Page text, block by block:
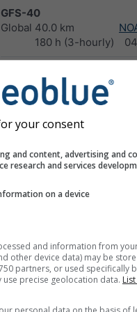
GFS-40
Global 40.0 km
180 h (3-hourly)
North
America
12.0 km
84 h (3-
North America 5.0 km
HRRR-2
North America 3.0 km
your consent
and content, advertising and
research and services
on a device
and information from
other device data) may be
partners, or used specifically
precise geolocation data.